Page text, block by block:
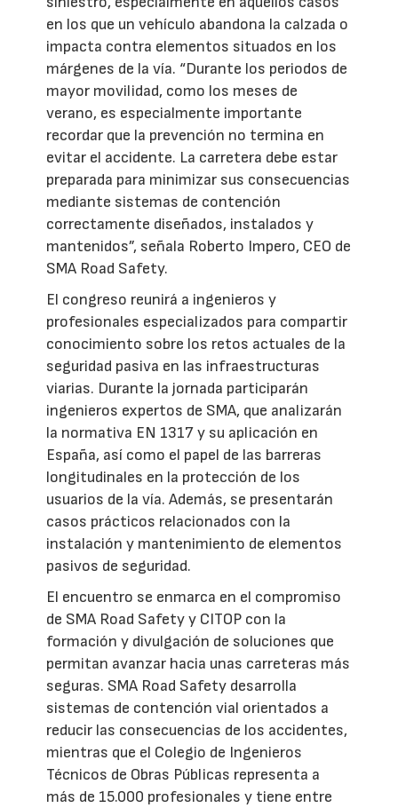
en los que un vehículo abandona la calzada o
impacta contra elementos situados en los
márgenes de la vía. “Durante los periodos de
mayor movilidad, como los meses de
verano, es especialmente importante
recordar que la prevención no termina en
evitar el accidente. La carretera debe estar
preparada para minimizar sus consecuencias
mediante sistemas de contención
correctamente diseñados, instalados y
mantenidos”, señala Roberto Impero, CEO de
SMA Road Safety.
El congreso reunirá a ingenieros y
profesionales especializados para compartir
conocimiento sobre los retos actuales de la
seguridad pasiva en las infraestructuras
viarias. Durante la jornada participarán
ingenieros expertos de SMA, que analizarán
la normativa EN 1317 y su aplicación en
España, así como el papel de las barreras
longitudinales en la protección de los
usuarios de la vía. Además, se presentarán
casos prácticos relacionados con la
instalación y mantenimiento de elementos
pasivos de seguridad.
El encuentro se enmarca en el compromiso
de SMA Road Safety y CITOP con la
formación y divulgación de soluciones que
permitan avanzar hacia unas carreteras más
seguras. SMA Road Safety desarrolla
sistemas de contención vial orientados a
reducir las consecuencias de los accidentes,
mientras que el Colegio de Ingenieros
Técnicos de Obras Públicas representa a
más de 15.000 profesionales y tiene entre